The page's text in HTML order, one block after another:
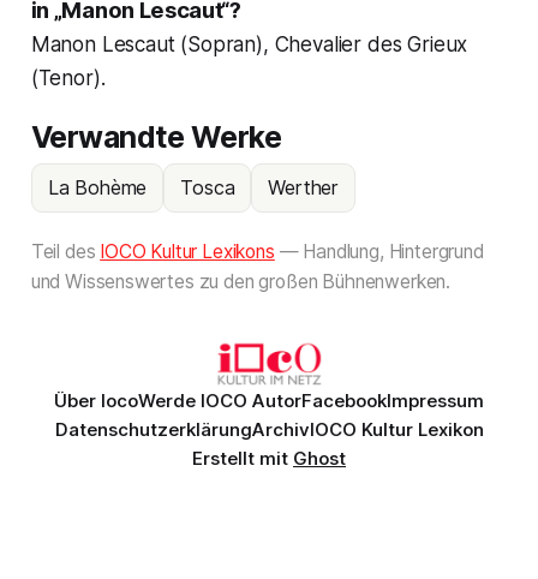
in „Manon Lescaut“?
Manon Lescaut (Sopran), Chevalier des Grieux
(Tenor).
Verwandte Werke
La Bohème Tosca Werther
Teil des IOCO Kultur Lexikons — Handlung, Hintergrund
und Wissenswertes zu den großen Bühnenwerken.
Über IocoWerde IOCO AutorFacebookImpressum
DatenschutzerklärungArchivIOCO Kultur Lexikon
Erstellt mit Ghost